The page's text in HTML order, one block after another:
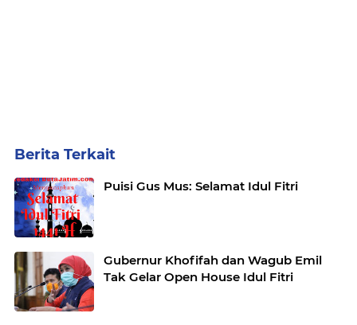
Berita Terkait
Puisi Gus Mus: Selamat Idul Fitri
Gubernur Khofifah dan Wagub Emil
Tak Gelar Open House Idul Fitri